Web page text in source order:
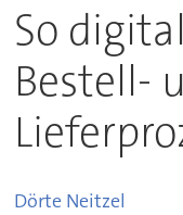
So
Bestell-
Dörte Neitzel